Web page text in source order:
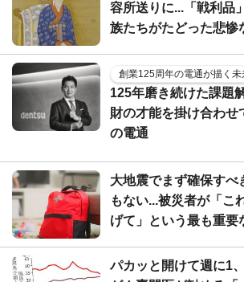
容所送りに...「戦利品
族たちがたどった悲惨
創業125周年の電通が描く未
125年磨き続けた課題
財の才能を掛け合わせ
の電通
大地震でまず確保すべ
もない...被災者が「こ
げて」という最も重要
パカッと開けて週に1